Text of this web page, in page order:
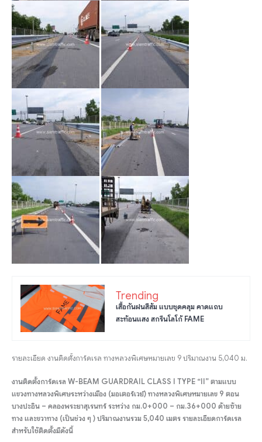
Trending
เสื้อกันฝนสีส้ม แบบชุดคลุม คาดแถบ
สะท้อนแสง สกรีนโลโก้ FAME
รายละเอียด งานติดตั้งการ์ดเรล ทางหลวงพิเศษหมายเลข 9 ปริมาณงาน 5,040 ม.
งานติดตั้งการ์ดเรล W-BEAM GUARDRAIL CLASS I TYPE “II” ตามแบบ
แขวงทางหลวงพิเศษระหว่างเมือง (มอเตอร์เวย์) ทางหลวงพิเศษหมายเลข 9 ตอน
บางปะอิน – คลองพระยาสุเรนทร์ ระหว่าง กม.0+000 – กม.36+000 ด้ายซ้าย
ทาง และขวาทาง (เป็นช่วง ๆ ) ปริมาณงานรวม 5,040 เมตร รายละเอียดการ์ดเรล
สำหรับใช้ติดตั้งมีดังนี้